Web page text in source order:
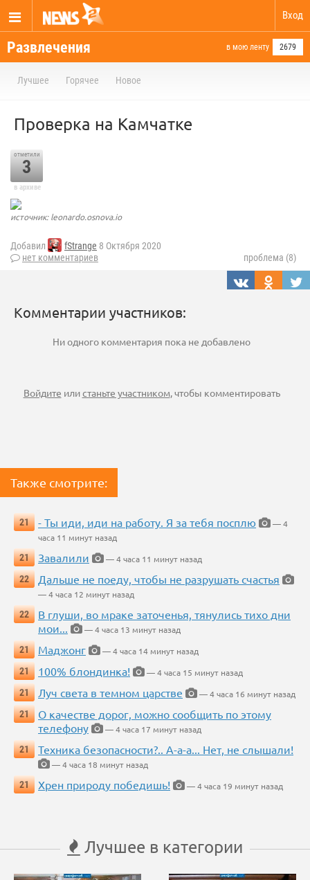
Вход
Развлечения в мою ленту 2679
Лучшее Горячее Новое
Проверка на Камчатке
отметили
3
в архиве
источник: leonardo.osnova.io
Добавил fStrange 8 Октября 2020
нет комментариев
проблема (8)
Комментарии участников:
Ни одного комментария пока не добавлено
Войдите илистаньте участником, чтобы комментировать
Также смотрите:
21 - Ты иди, иди на работу. Я за тебя посплю
— 4
часа 11 минут назад
21
Завалили
— 4 часа 11 минут назад
22
Дальше не поеду, чтобы не разрушать счастья
— 4 часа 12 минут назад
22
В глуши, во мраке заточенья, тянулись тихо дни
мои...
— 4 часа 13 минут назад
21
Маджонг
— 4 часа 14 минут назад
21
100% блондинка!
— 4 часа 15 минут назад
21
Луч света в темном царстве
— 4 часа 16 минут назад
21
О качестве дорог, можно сообщить по этому
телефону
— 4 часа 17 минут назад
21
Техника безопасности?.. А-а-а... Нет, не слышали!
— 4 часа 18 минут назад
21
Хрен природу победишь! — 4 часа 19 минут назад
Лучшее в категории